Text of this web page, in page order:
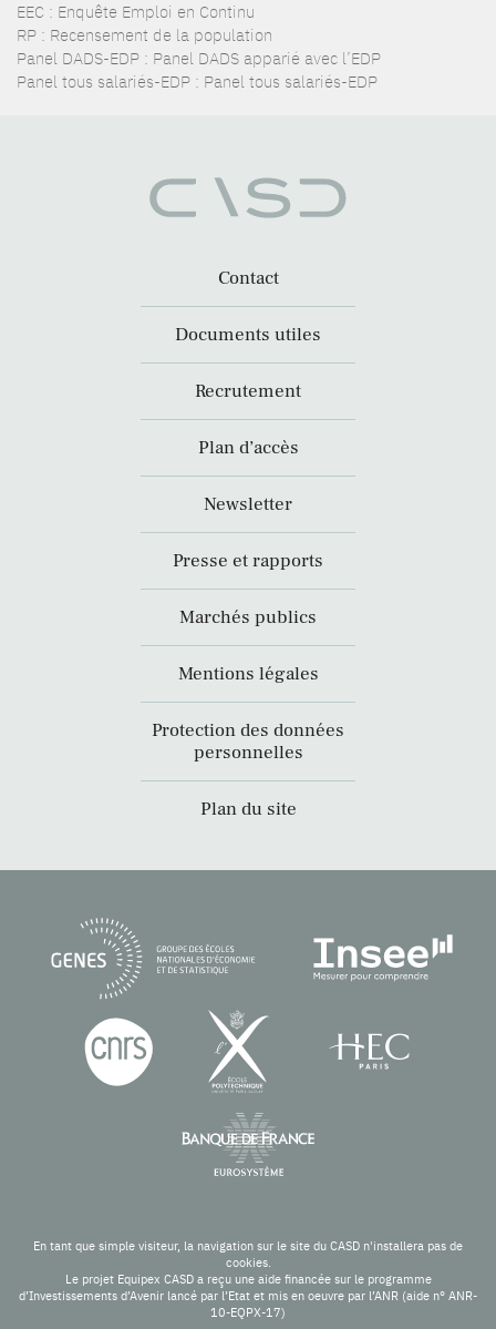
EEC : Enquête Emploi en Continu
RP : Recensement de la population
Panel DADS-EDP : Panel DADS apparié avec l’EDP
Panel tous salariés-EDP : Panel tous salariés-EDP
Contact
Documents utiles
Recrutement
Plan d’accès
Newsletter
Presse et rapports
Marchés publics
Mentions légales
Protection des données
personnelles
Plan du site
En tant que simple visiteur, la navigation sur le site du CASD n'installera pas de
cookies.
Le projet Equipex CASD a reçu une aide financée sur le programme
d’Investissements d’Avenir lancé par l’Etat et mis en oeuvre par l’ANR (aide n° ANR-
10-EQPX-17)